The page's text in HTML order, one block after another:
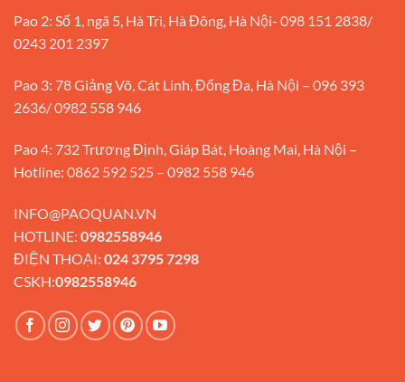
Pao 2: Số 1, ngã 5, Hà Trì, Hà Đông, Hà Nội- 098 151 2838/
0243 201 2397
Pao 3: 78 Giảng Võ, Cát Linh, Đống Đa, Hà Nội – 096 393
2636/ 0982 558 946
Pao 4: 732 Trương Định, Giáp Bát, Hoàng Mai, Hà Nội –
Hotline: 0862 592 525 – 0982 558 946
INFO@PAOQUAN.VN
HOTLINE: 0982558946
ĐIỆN THOẠI: 024 3795 7298
CSKH:0982558946